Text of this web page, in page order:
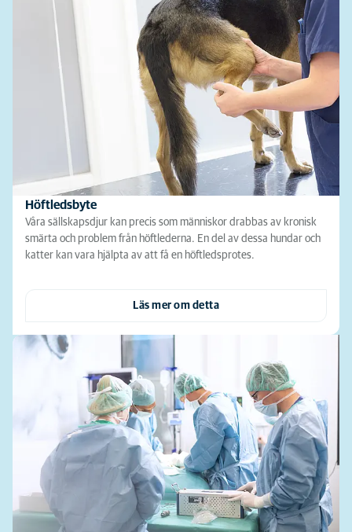
Höftledsbyte
Våra sällskapsdjur kan precis som människor drabbas av kronisk
smärta och problem från höftlederna. En del av dessa hundar och
katter kan vara hjälpta av att få en höftledsprotes.
Läs mer om detta